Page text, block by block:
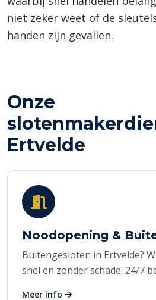
niet zeker weet of de
handen zijn gevallen.
Onze
Ertvelde
Noodopening &
Buitengesloten in Ertvelde?
snel en zonder schade. 24/7
Meer info